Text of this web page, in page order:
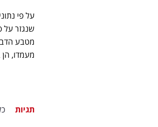
מטבע
מעמדו, הן
תגיות